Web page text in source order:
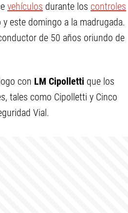
vehículos durante los controles
este domingo a la madrugada.
de 50 años oriundo de
con LM Cipolletti que los
tales como Cipolletti y Cinco
Vial.